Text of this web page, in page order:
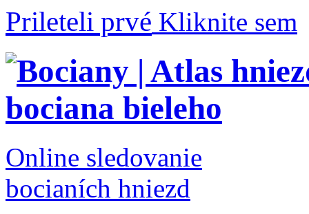
Prileteli prvé Kliknite sem
Online sledovanie
bocianích hniezd